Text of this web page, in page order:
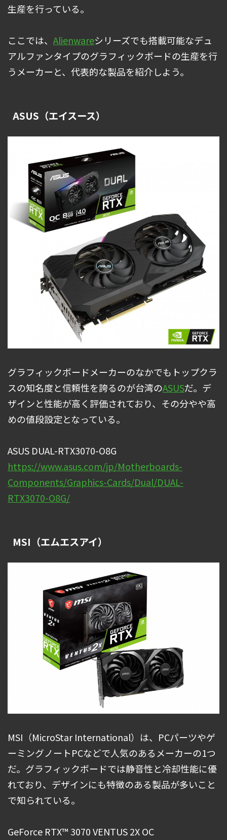
生産を行っている。
ここでは、 Alienwareシリーズでも搭載可能なデュ
アルファンタイプのグラフィックボードの生産を行
うメーカーと、代表的な製品を紹介しよう。
ASUS（エイスース）
グラフィックボードメーカーのなかでもトップクラ
スの知名度と信頼性を誇るのが台湾のASUSだ。デ
ザインと性能が高く評価されており、その分やや高
めの値段設定となっている。
ASUS DUAL-RTX3070-O8G
https://www.asus.com/jp/Motherboards-
Components/Graphics-Cards/Dual/DUAL-
RTX3070-O8G/
MSI（エムエスアイ）
MSI（MicroStar International）は、PCパーツやゲ
ーミングノートPCなどで人気のあるメーカーの1つ
だ。グラフィックボードでは静音性と冷却性能に優
れており、デザインにも特徴のある製品が多いこと
で知られている。
GeForce RTX™ 3070 VENTUS 2X OC